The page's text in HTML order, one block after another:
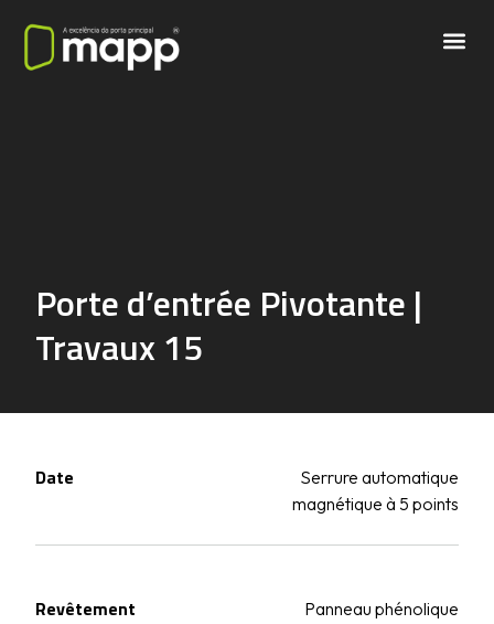
Porte d’entrée Pivotante |
Travaux 15
Date
Serrure automatique
magnétique à 5 points
Revêtement Panneau phénolique